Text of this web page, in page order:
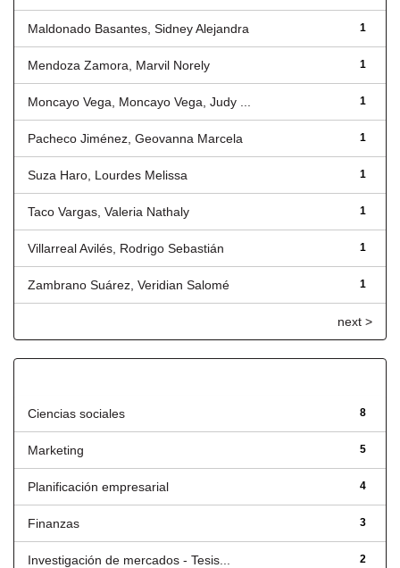
1
Maldonado Basantes, Sidney Alejandra
1
Mendoza Zamora, Marvil Norely
1
Moncayo Vega, Moncayo Vega, Judy ...
1
Pacheco Jiménez, Geovanna Marcela
1
Suza Haro, Lourdes Melissa
1
Taco Vargas, Valeria Nathaly
1
Villarreal Avilés, Rodrigo Sebastián
1
Zambrano Suárez, Veridian Salomé
next >
8
Ciencias sociales
5
Marketing
4
Planificación empresarial
3
Finanzas
2
Investigación de mercados - Tesis...